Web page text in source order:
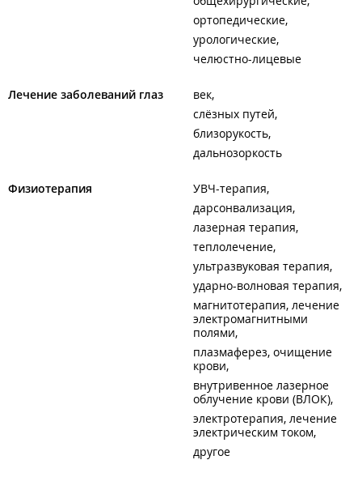
ортопедические
урологические
челюстно-лицевые
Лечение заболеваний глаз
век
слёзных путей
близорукость
дальнозоркость
Физиотерапия
УВЧ-терапия
дарсонвализация
лазерная терапия
теплолечение
ультразвуковая терапия
ударно-волновая терапия
магнитотерапия, лечение
электромагнитными
полями
плазмаферез, очищение
крови
внутривенное лазерное
облучение крови (ВЛОК)
электротерапия, лечение
электрическим током
другое